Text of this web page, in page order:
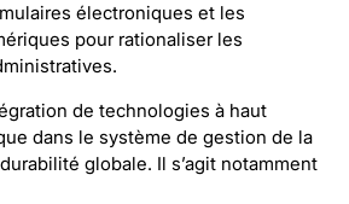
électroniques et les
pour rationaliser les
de technologies à haut
dans le système de gestion de la
globale. Il s’agit notamment